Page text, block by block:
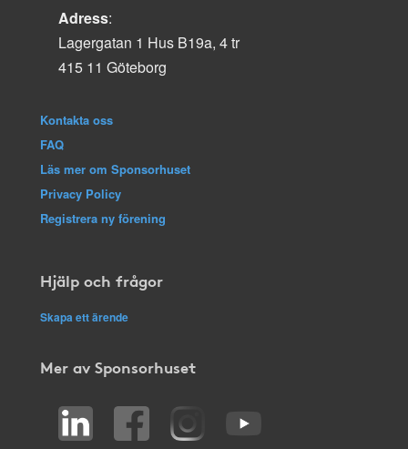
Adress:
Lagergatan 1 Hus B19a, 4 tr
415 11 Göteborg
Kontakta oss
FAQ
Läs mer om Sponsorhuset
Privacy Policy
Registrera ny förening
Hjälp och frågor
Skapa ett ärende
Mer av Sponsorhuset